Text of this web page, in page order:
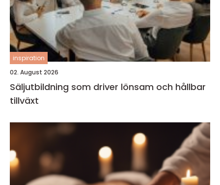
inspiration
02. August 2026
Säljutbildning som driver lönsam och hållbar
tillväxt